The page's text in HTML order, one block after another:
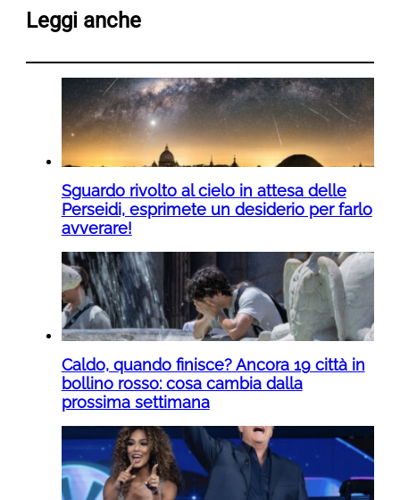
Leggi anche
Sguardo rivolto al cielo in attesa delle
Perseidi, esprimete un desiderio per farlo
avverare!
Caldo, quando finisce? Ancora 19 città in
bollino rosso: cosa cambia dalla
prossima settimana